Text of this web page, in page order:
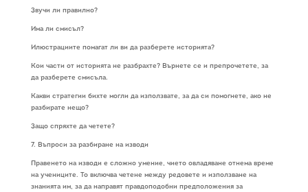
Звучи ли правилно?
Има ли смисъл?
Илюстрациите помагат ли ви да разберете историята?
Кои части от историята не разбрахте? Върнете се и препрочетете, за
да разберете смисъла.
Какви стратегии бихте могли да използвате, за да си помогнете, ако не
разбирате нещо?
Защо спряхте да четете?
7. Въпроси за разбиране на изводи
Правенето на изводи е сложно умение, чието овладяване отнема време
на учениците. То включва четене между редовете и използване на
знанията им, за да направят правдоподобни предположения за